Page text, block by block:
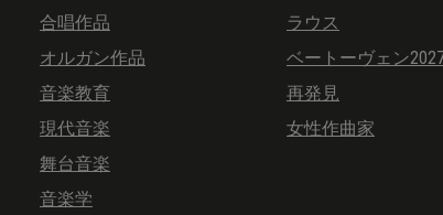
合唱作品
オルガン作品
音楽教育
現代音楽
舞台音楽
音楽学
ラウス
ベートーヴェン
再発見
女性作曲家